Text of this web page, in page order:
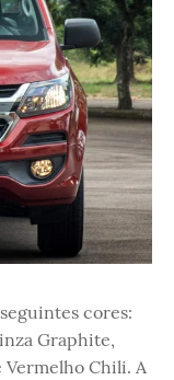
cores:
Graphite,
Chili. A